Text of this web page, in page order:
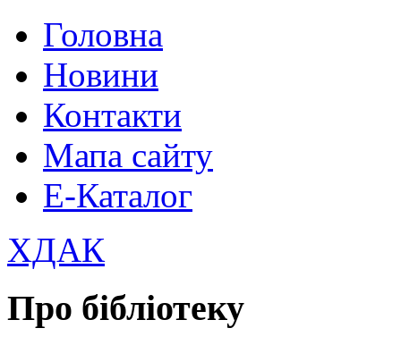
Головна
Новини
Контакти
Мапа сайту
Е-Каталог
ХДАК
Про бібліотеку